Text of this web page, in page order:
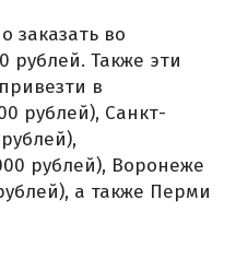
заказать во
рублей. Также эти
в
рублей), Санкт-
рублей), Воронеже
а также Перми